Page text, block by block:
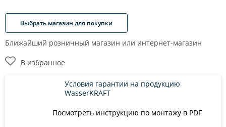
Выбрать магазин для покупки
Ближайший розничный магазин или интернет-магазин
В избранное
Посмотреть инструкцию по монтажу в PDF
Условия гарантии на продукцию
WasserKRAFT